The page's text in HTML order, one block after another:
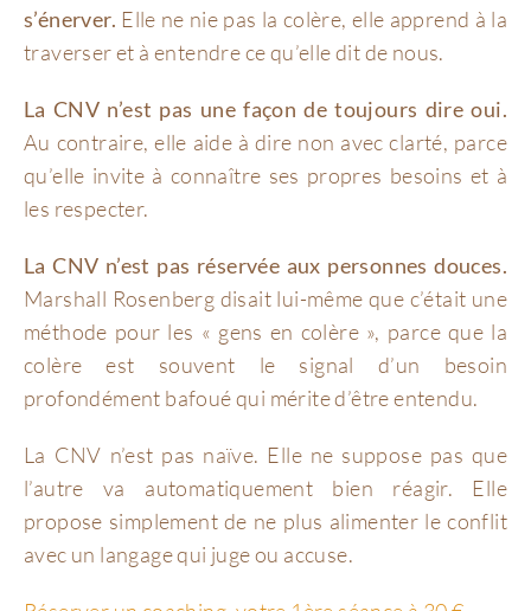
s’énerver. Elle ne nie pas la colère, elle apprend à la
traverser et à entendre ce qu’elle dit de nous.
La CNV n’est pas une façon de toujours dire oui.
Au contraire, elle aide à dire non avec clarté, parce
qu’elle invite à connaître ses propres besoins et à
les respecter.
La CNV n’est pas réservée aux personnes douces.
Marshall Rosenberg disait lui-même que c’était une
méthode pour les « gens en colère », parce que la
colère est souvent le signal d’un besoin
profondément bafoué qui mérite d’être entendu.
La CNV n’est pas naïve. Elle ne suppose pas que
l’autre va automatiquement bien réagir. Elle
propose simplement de ne plus alimenter le conflit
avec un langage qui juge ou accuse.